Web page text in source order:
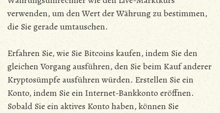
verwenden, um den Wert der Währung zu bestimmen,
die Sie gerade umtauschen.
Erfahren Sie, wie Sie Bitcoins kaufen, indem Sie den
gleichen Vorgang ausführen, den Sie beim Kauf anderer
Kryptosümpfe ausführen würden. Erstellen Sie ein
Konto, indem Sie ein Internet-Bankkonto eröffnen.
Sobald Sie ein aktives Konto haben, können Sie